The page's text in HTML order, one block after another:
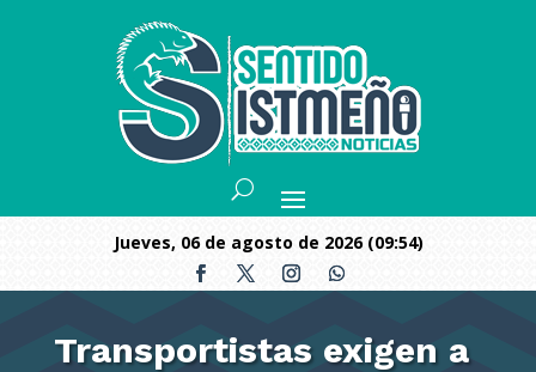
jueves, 06 de agosto de 2026 (09:54)
Transportistas exigen a